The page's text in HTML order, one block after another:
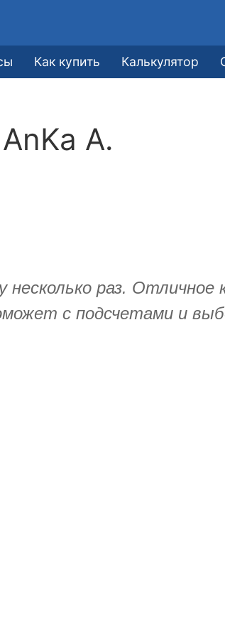
Как купить Калькулятор
AnKa A.
раз. Отличное
с подсчетами и